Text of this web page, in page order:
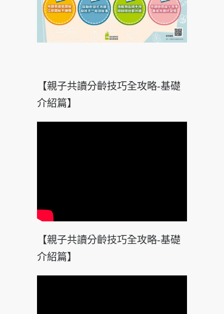
【親子共讀分齡技巧全攻略-基礎
介紹篇】
【親子共讀分齡技巧全攻略-基礎
介紹篇】